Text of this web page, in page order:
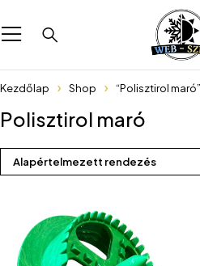
Kezdőlap Shop “Polisztirol
Polisztirol maró
Alapértelmezett rendezés